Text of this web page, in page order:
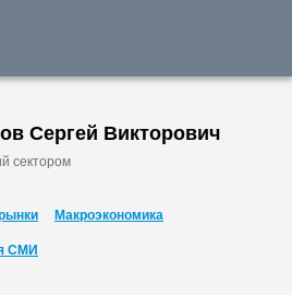
Сергей Викторович
сектором
Макроэкономика
СМИ